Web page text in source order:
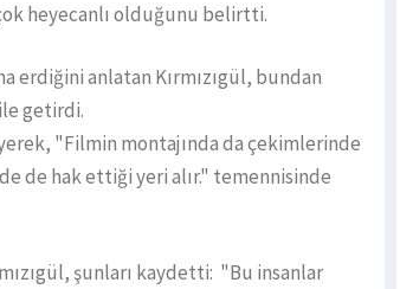
heyecanlı olduğunu belirtti.
erdiğini anlatan Kırmızıgül, bundan
getirdi.
"Filmin montajında da çekimlerinde
de hak ettiği yeri alır." temennisinde
şunları kaydetti: "Bu insanlar